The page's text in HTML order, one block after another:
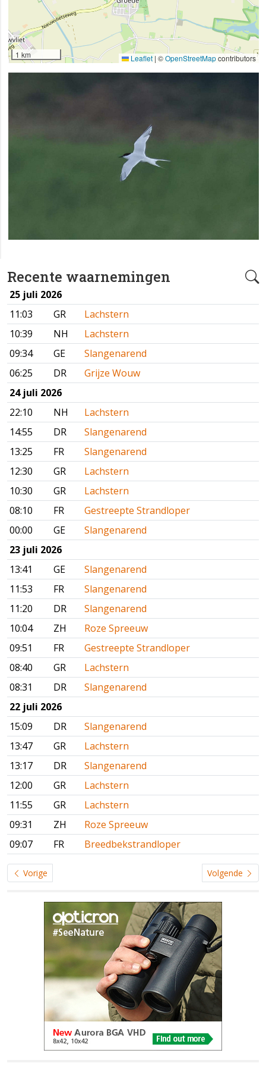
Recente waarnemingen
25 juli 2026
11:03
GR
Lachstern
10:39
NH
Lachstern
09:34
GE
Slangenarend
06:25
DR
Grijze Wouw
24 juli 2026
22:10
NH
Lachstern
14:55
DR
Slangenarend
13:25
FR
Slangenarend
12:30
GR
Lachstern
10:30
GR
Lachstern
08:10
FR
Gestreepte Strandloper
00:00
GE
Slangenarend
23 juli 2026
13:41
GE
Slangenarend
11:53
FR
Slangenarend
11:20
DR
Slangenarend
10:04
ZH
Roze Spreeuw
09:51
FR
Gestreepte Strandloper
08:40
GR
Lachstern
08:31
DR
Slangenarend
22 juli 2026
15:09
DR
Slangenarend
13:47
GR
Lachstern
13:17
DR
Slangenarend
12:00
GR
Lachstern
11:55
GR
Lachstern
09:31
ZH
Roze Spreeuw
09:07
FR Breedbekstrandloper
Vorige Volgende
1 km Leaflet | ©OpenStreetMapcontributors